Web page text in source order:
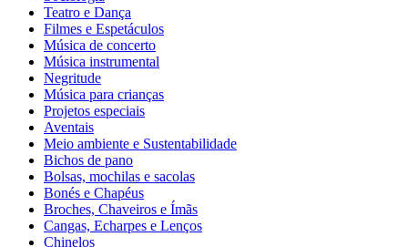
Teatro e Dança
Filmes e Espetáculos
Música de concerto
Música instrumental
Negritude
Música para crianças
Projetos especiais
Aventais
Meio ambiente e Sustentabilidade
Bichos de pano
Bolsas, mochilas e sacolas
Bonés e Chapéus
Broches, Chaveiros e Ímãs
Cangas, Echarpes e Lenços
Chinelos